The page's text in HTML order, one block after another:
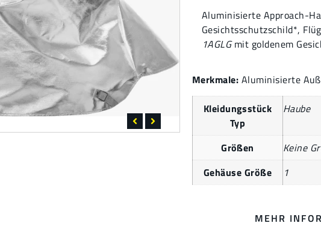
Aluminisierte Approach-
Gesichtsschutzschild*,
1AGLGmit goldenem
Merkmale: Aluminisierte
Kleidungsstück
Typ
Haube
Größen
Keine
Gehäuse Größe
1
MEHR